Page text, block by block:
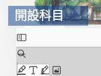
開設科目